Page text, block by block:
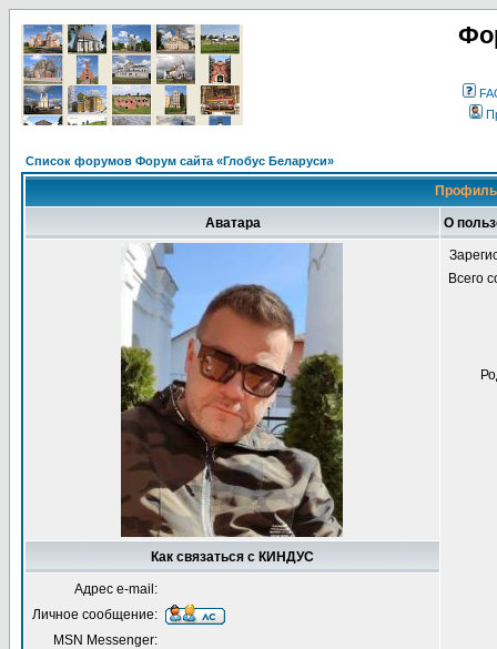
Список форумов Форум сайта «Глобус Беларуси»
Аватара О
Всего
Как связаться с КИНДУС
Адрес e-mail:
Личное сообщение:
MSN Messenger: